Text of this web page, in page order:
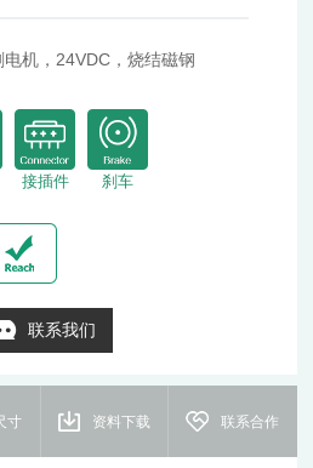
机，24VDC，烧结磁钢
接插件 刹车
联系我们
寸 资料下载 联系合作